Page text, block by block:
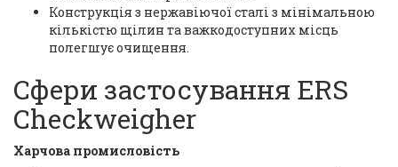
Конструкція з нержавіючої сталі з мінімальною
кількістю щілин та важкодоступних місць
полегшує очищення.
Сфери застосування ERS
Checkweigher
Харчова промисловість